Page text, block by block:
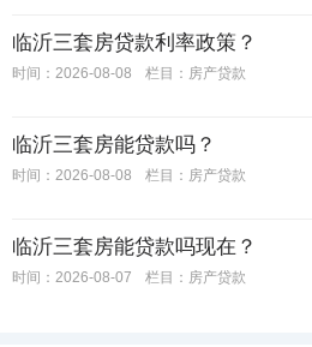
临沂三套房贷款利率政策？
时间：2026-08-08 栏目： 房产贷款
临沂三套房能贷款吗？
时间：2026-08-08 栏目： 房产贷款
临沂三套房能贷款吗现在？
时间：2026-08-07 栏目： 房产贷款